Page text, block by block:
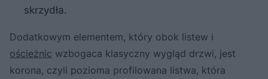
skrzydła.
Dodatkowym elementem, który obok listew i
ościeżnic wzbogaca klasyczny wygląd drzwi, jest
korona, czyli pozioma profilowana listwa, która